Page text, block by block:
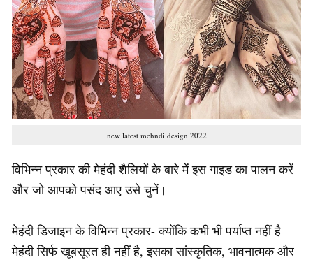
new latest mehndi design 2022
विभिन्न प्रकार की मेहंदी शैलियों के बारे में इस गाइड का पालन करें
और जो आपको पसंद आए उसे चुनें।
मेहंदी डिजाइन के विभिन्न प्रकार- क्योंकि कभी भी पर्याप्त नहीं है
मेहंदी सिर्फ खूबसूरत ही नहीं है, इसका सांस्कृतिक, भावनात्मक और